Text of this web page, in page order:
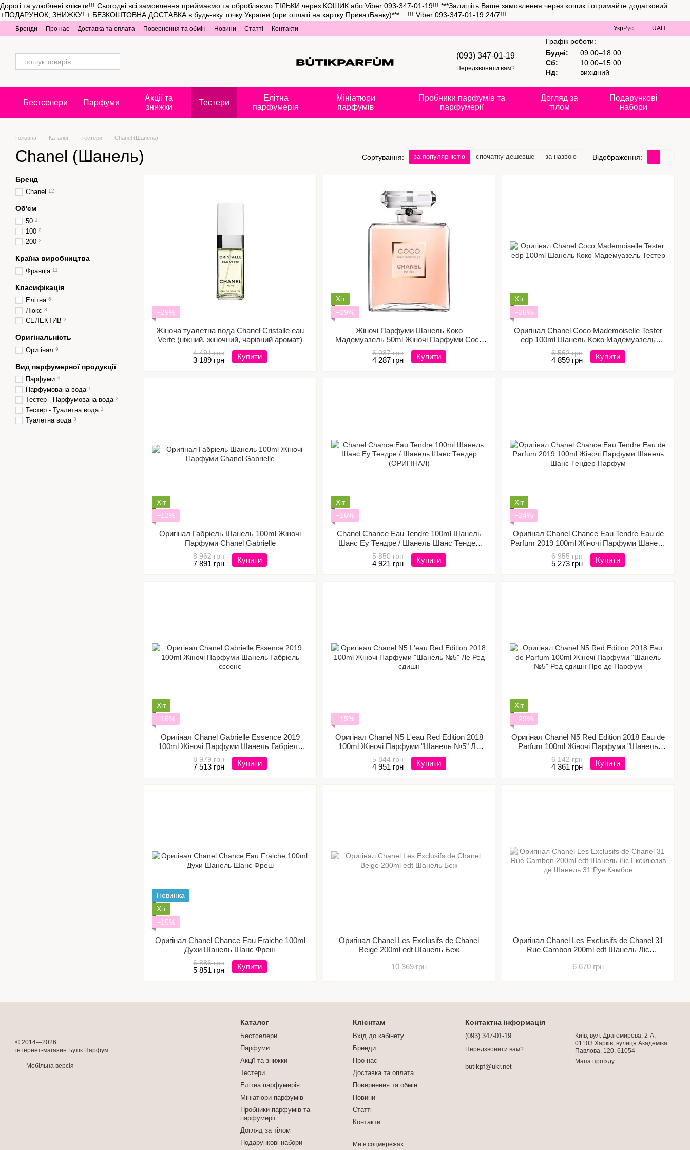
Перейти до основного контенту
Дорогі та улюблені клієнти!!! Сьогодні всі замовлення приймаємо та обробляємо ТІЛЬКИ через КОШИК або Viber 093-347-01-19!!! ***Залишіть Ваше замовлення через кошик і отримайте додатковий
+ПОДАРУНОК, ЗНИЖКУ! + БЕЗКОШТОВНА ДОСТАВКА в будь-яку точку України (при оплаті на картку ПриватБанку)***... !!! Viber 093-347-01-19 24/7!!!
Бренди Про нас Доставка та оплата Повернення та обмін Новини Статті Контакти УкрРус UAH
(093) 347-01-19
Передзвонити вам?
Графік роботи:
Будні:
09:00–18:00
Сб:
10:00–15:00
Нд:
вихідний
Бестселери Парфуми
Акції та
знижки
Тестери
Елітна
парфумерія
Мініатюри
парфумів
Пробники парфумів та
парфумерії
Догляд за
тілом
Подарункові
набори
Головна Каталог Тестери Chanel (Шанель)
Chanel (Шанель) Сортування: за популярністю спочатку дешевше за назвою Відображення:
−29%
Жіноча туалетна вода Сhanel Cristalle eau
Verte (ніжний, жіночний, чарівний аромат)
4 491 грн
3 189 грн Купити
Хіт
−29%
Жіночі Парфуми Шанель Коко
Мадемуазель 50ml Жіночі Парфуми Coco
Mademoiselle
6 037 грн
4 287 грн Купити
Хіт
−26%
Оригінал Chanel Coco Mademoiselle Tester
edp 100ml Шанель Коко Мадемуазель
Тестер
6 562 грн
4 859 грн Купити
Хіт
−12%
Оригінал Габріель Шанель 100ml Жіночі
Парфуми Chanel Gabrielle
8 962 грн
7 891 грн Купити
Хіт
−16%
Chanel Chance Eau Tendre 100ml Шанель
Шанс Еу Тендре / Шанель Шанс Тендер
(ОРИГІНАЛ)
5 850 грн
4 921 грн Купити
Хіт
−24%
Оригінал Chanel Chance Eau Tendre Eau de
Parfum 2019 100ml Жіночі Парфуми Шанель
Шанс Тендер Парфум
6 955 грн
5 273 грн Купити
Хіт
−16%
Оригінал Chanel Gabrielle Essence 2019
100ml Жіночі Парфуми Шанель Габріель
єссенс
8 979 грн
7 513 грн Купити
−15%
Оригінал Chanel N5 L'eau Red Edition 2018
100ml Жіночі Парфуми "Шанель №5" Ле
Ред єдишн
5 844 грн
4 951 грн Купити
Хіт
−29%
Оригінал Chanel N5 Red Edition 2018 Eau de
Parfum 100ml Жіночі Парфуми "Шанель
№5" Ред єдишн Про де Парфум
6 142 грн
4 361 грн Купити
Новинка
Хіт
−15%
Оригінал Chanel Chance Eau Fraiche 100ml
Духи Шанель Шанс Фреш
6 886 грн
5 851 грн Купити
Оригінал Chanel Les Exclusifs de Chanel
Beige 200ml edt Шанель Беж
10 369 грн
Оригінал Chanel Les Exclusifs de Chanel 31
Rue Cambon 200ml edt Шанель Ліс
6 670 грн
Бренд
Chanel 12
Об'єм
50 1
100 9
200 2
Країна виробництва
Франція 11
Класифікація
Елітна 6
Люкс 3
СЕЛЕКТИВ 3
Оригінальність
Оригінал 9
Вид парфумерної продукції
Парфуми 4
Парфумована вода 1
Тестер - Парфумована вода 2
Тестер - Туалетна вода 1
Туалетна вода 3
© 2014—2026
інтернет-магазин Бутік Парфум
Мобільна версія
Каталог
Бестселери
Парфуми
Акції та знижки
Тестери
Елітна парфумерія
Мініатюри парфумів
Пробники парфумів та
парфумерії
Догляд за тілом
Подарункові набори
Клієнтам
Вхід до кабінету
Бренди
Про нас
Доставка та оплата
Повернення та обмін
Новини
Статті
Контакти
Ми в соцмережах
Контактна інформація
(093) 347-01-19
Передзвонити вам?
butikpf@ukr.net
Київ, вул. Драгомирова, 2-А,
01103 Харків, вулиця Академіка
Павлова, 120, 61054
Мапа проїзду